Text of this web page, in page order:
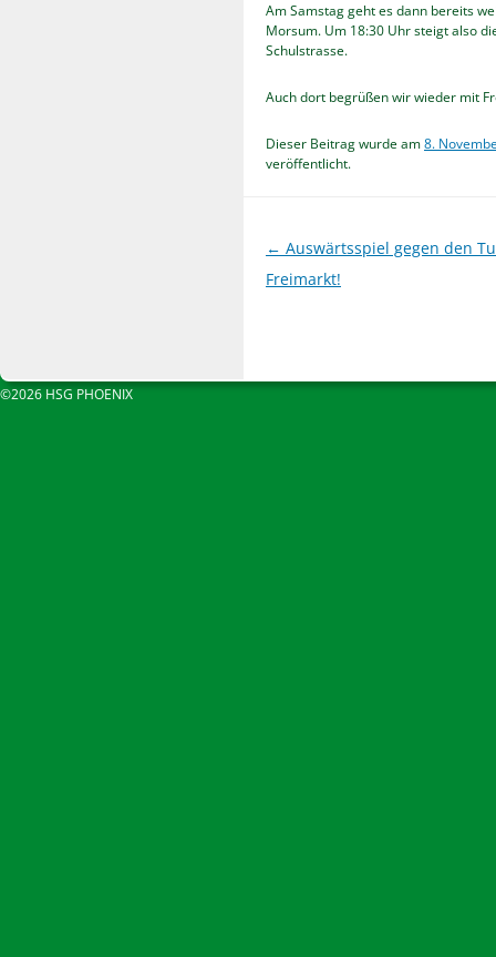
Am Samstag geht es dann bereits
Morsum. Um 18:30 Uhr steigt also
Schulstrasse.
Auch dort begrüßen wir wieder mit
Dieser Beitrag wurde am8.
veröffentlicht.
Beitragsnavigation
← Auswärtsspiel gegen den
Freimarkt!
©2026 HSG PHOENIX